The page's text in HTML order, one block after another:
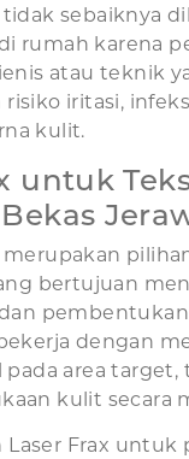
sebaiknya
rumah karena
atau teknik
iritasi,
kulit.
untuk
merupakan
bertujuan
dengan
pada area target,
kulit secara
Frax untuk